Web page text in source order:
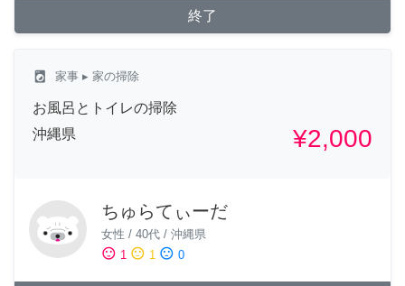
終了
local_laundry_service 家事 ▸ 家の掃除
お風呂とトイレの掃除
沖縄県
¥2,000
ちゅらてぃーだ
女性 / 40代 / 沖縄県
sentiment_satisfied 1 sentiment_neutral 1 sentiment_dissatisfied 0